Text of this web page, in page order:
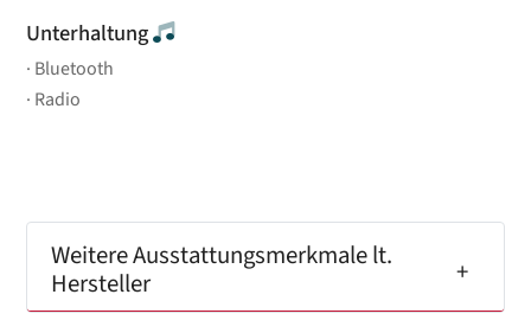
Unterhaltung
Bluetooth
Radio
Weitere Ausstattungsmerkmale lt.
Hersteller